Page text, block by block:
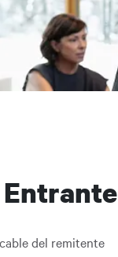
del remitente